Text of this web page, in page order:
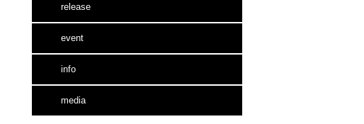
release
event
info
media